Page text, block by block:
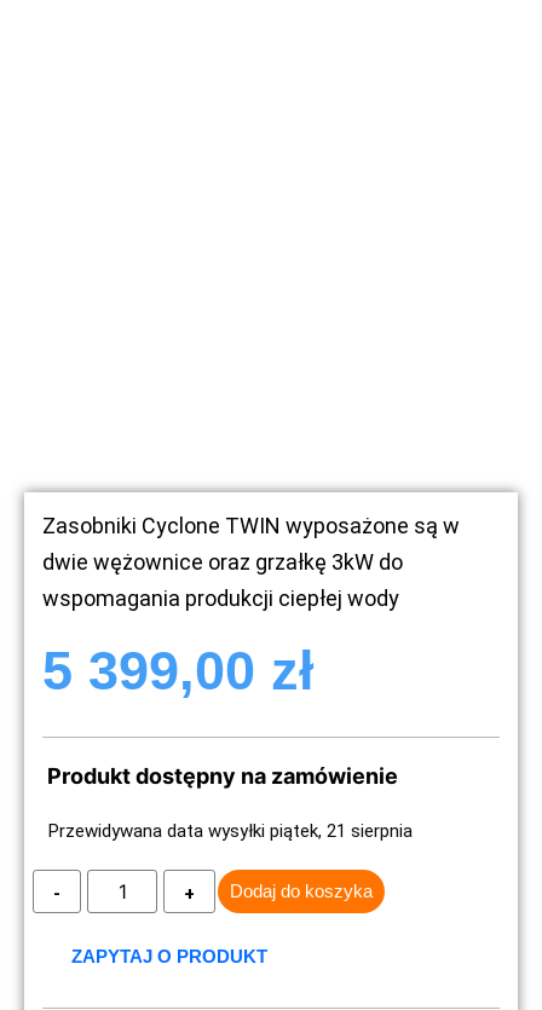
Zasobniki Cyclone TWIN wyposażone są w
dwie wężownice oraz grzałkę 3kW do
wspomagania produkcji ciepłej wody
5 399,00 zł
Produkt dostępny na zamówienie
Przewidywana data wysyłki piątek, 21 sierpnia
Dodaj do koszyka
ZAPYTAJ O PRODUKT